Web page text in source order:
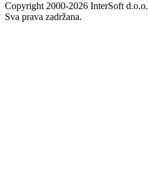
Copyright 2000-2026 InterSoft
Sva prava zadržana.